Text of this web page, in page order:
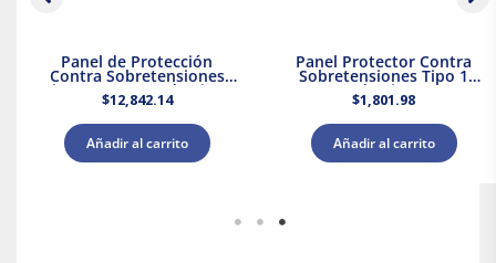
Panel de Protección
Contra Sobretensiones
Tipo 2 Supresor de Picos
208Y/120 V CA Leviton
$12,842.14
Añadir al carrito
Panel Protector Contra
Sobretensiones Tipo 1
Supresor de Picos 120/240
V CA Leviton
$1,801.98
Añadir al carrito